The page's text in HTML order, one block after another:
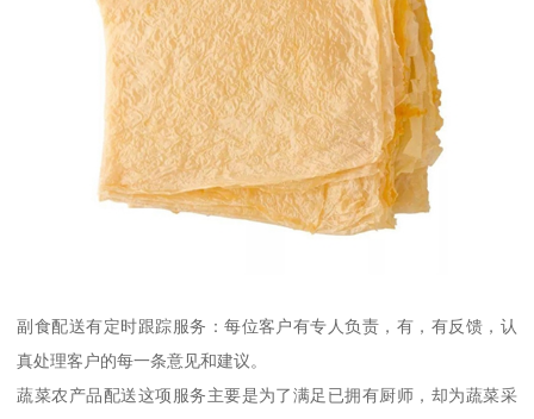
副食配送有定时跟踪服务：每位客户有专人负责，有，有反馈，认
真处理客户的每一条意见和建议。
蔬菜农产品配送这项服务主要是为了满足已拥有厨师，却为蔬菜采